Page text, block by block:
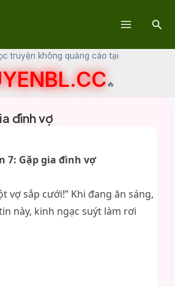
truyện không quảng cáo tại
🔥
đình vợ
7: Gặp gia đình vợ
vợ sắp cưới!” Khi đang ăn sáng,
này, kinh ngạc suýt làm rơi